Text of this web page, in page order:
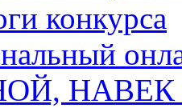
конкурса